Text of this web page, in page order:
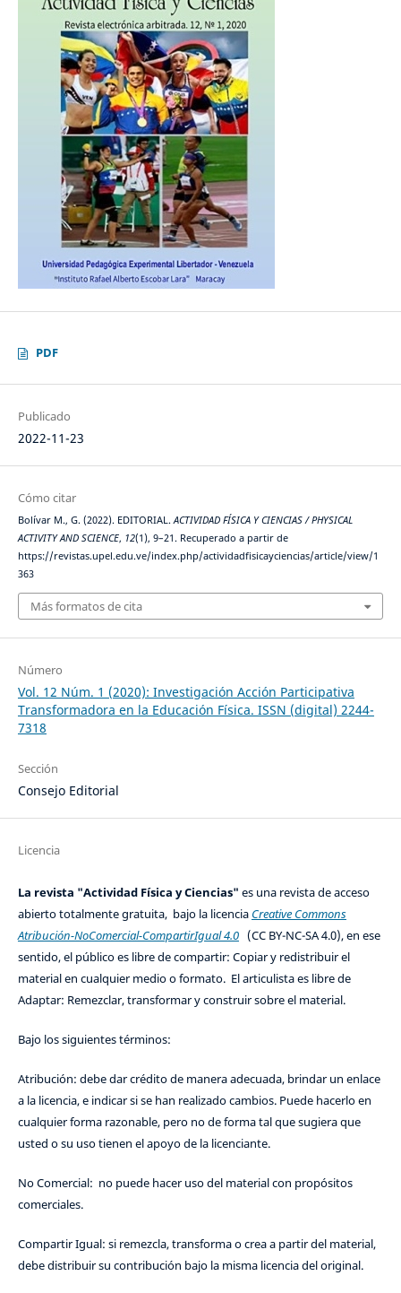
PDF
Publicado
2022-11-23
Cómo citar
Bolívar M., G. (2022). EDITORIAL.ACTIVIDAD FÍSICA Y CIENCIAS / PHYSICAL
ACTIVITY AND SCIENCE, 12(1), 9–21. Recuperado a partir de
https://revistas.upel.edu.ve/index.php/actividadfisicayciencias/article/view/1
363
Más formatos de cita
Número
Vol. 12 Núm. 1 (2020): Investigación Acción Participativa
Transformadora en la Educación Física. ISSN (digital) 2244-
7318
Sección
Consejo Editorial
Licencia
La revista "Actividad Física y Ciencias" es una revista de acceso
abierto totalmente gratuita, bajo la licencia Creative Commons
Atribución-NoComercial-CompartirIgual 4.0(CC BY-NC-SA 4.0), en ese
sentido, el público es libre de compartir: Copiar y redistribuir el
material en cualquier medio o formato. El articulista es libre de
Adaptar: Remezclar, transformar y construir sobre el material.
Bajo los siguientes términos:
Atribución: debe dar crédito de manera adecuada, brindar un enlace
a la licencia, e indicar si se han realizado cambios. Puede hacerlo en
cualquier forma razonable, pero no de forma tal que sugiera que
usted o su uso tienen el apoyo de la licenciante.
No Comercial: no puede hacer uso del material con propósitos
comerciales.
Compartir Igual: si remezcla, transforma o crea a partir del material,
debe distribuir su contribución bajo la misma licencia del original.